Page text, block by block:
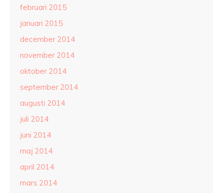
februari 2015
januari 2015
december 2014
november 2014
oktober 2014
september 2014
augusti 2014
juli 2014
juni 2014
maj 2014
april 2014
mars 2014